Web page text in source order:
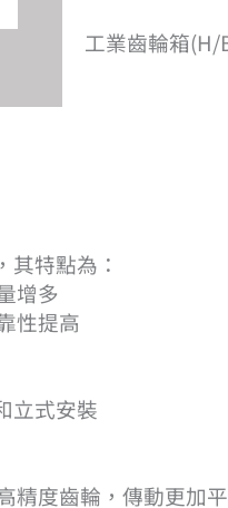
工業齒輪箱
特點為：
增多
性提高
立式安裝
精度齒輪，傳動更加